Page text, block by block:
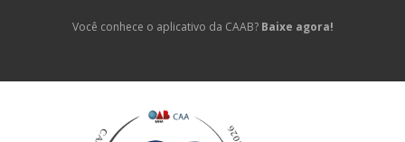
Você conhece o aplicativo da CAAB? Baixe agora!